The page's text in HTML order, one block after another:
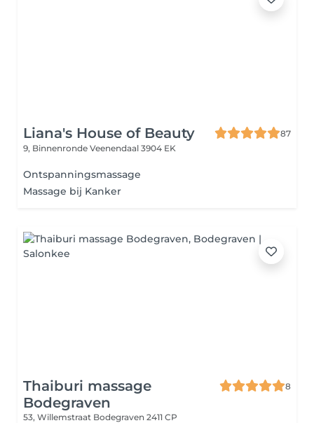
Liana's House of Beauty
87
9, Binnenronde Veenendaal 3904 EK
Ontspanningsmassage
Massage bij Kanker
Thaiburi massage
Bodegraven
8
53, Willemstraat Bodegraven 2411 CP